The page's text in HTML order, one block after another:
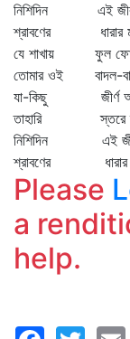
নিশিদিন এই
শ্রাবণের ধারার
যে শাখায় ফুল ফোটে
তোমার ওই বাদল-বায়ে
যা-কিছু জীর্ণ আমার
তাহারি স্তরে
নিশিদিন এই
শ্রাবণের ধারার
Please
a
help.